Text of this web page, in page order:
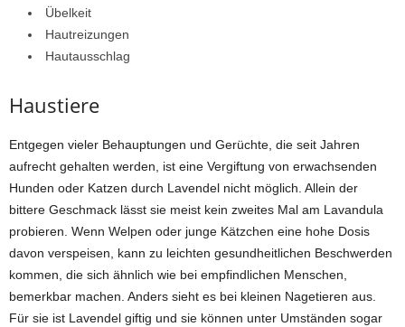
Übelkeit
Hautreizungen
Hautausschlag
Haustiere
Entgegen vieler Behauptungen und Gerüchte, die seit Jahren
aufrecht gehalten werden, ist eine Vergiftung von erwachsenden
Hunden oder Katzen durch Lavendel nicht möglich. Allein der
bittere Geschmack lässt sie meist kein zweites Mal am Lavandula
probieren. Wenn Welpen oder junge Kätzchen eine hohe Dosis
davon verspeisen, kann zu leichten gesundheitlichen Beschwerden
kommen, die sich ähnlich wie bei empfindlichen Menschen,
bemerkbar machen. Anders sieht es bei kleinen Nagetieren aus.
Für sie ist Lavendel giftig und sie können unter Umständen sogar